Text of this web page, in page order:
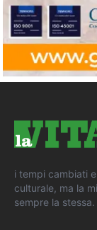
i tempi cambiati
culturale, ma la
sempre la stessa.